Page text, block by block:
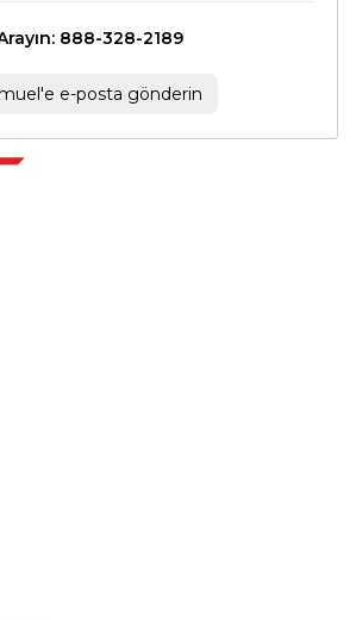
888-328-2189
e-posta gönderin